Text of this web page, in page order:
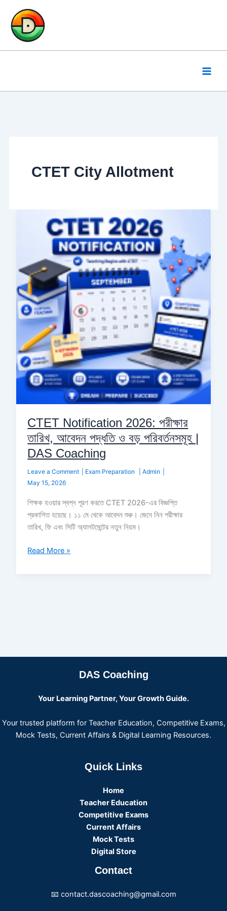
content
CTET City Allotment
CTET Notification 2026: পরীক্ষার
তারিখ, আবেদন পদ্ধতি ও বড় পরিবর্তনসমূহ |
DAS Coaching
Leave a Comment Exam Preparation |Admin
May 15, 2026
শিক্ষক হওয়ার স্বপ্ন পূরণ করতে CTET 2026-এর বিজ্ঞপ্তি
প্রকাশিত হয়েছে। ১১ মে থেকে আবেদন শুরু। জেনে নিন পরীক্ষার
তারিখ, ফি এবং সিটি অ্যালটমেন্টের নতুন নিয়ম।
Notification
তারিখ,
আবেদন
পদ্ধতি
ও
বড়
পরিবর্তনসমূহ
|
DAS
Coaching
Read More »
DAS Coaching
Your Learning Partner, Your Growth Guide.
Your trusted platform for Teacher Education, Competitive Exams,
Mock Tests, Current Affairs & Digital Learning Resources.
Quick Links
Home
Teacher Education
Competitive Exams
Current Affairs
Mock Tests
Digital Store
Contact
📧 contact.dascoaching@gmail.com